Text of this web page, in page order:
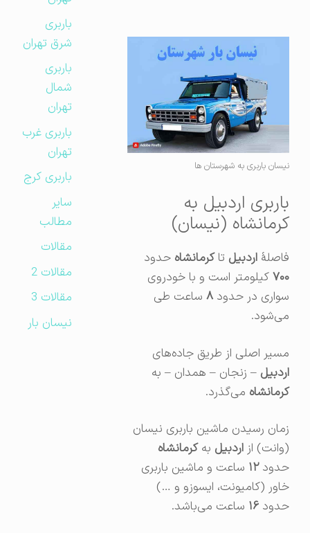
نیسان باربری به شهرستان ها
باربری اردبیل به
کرمانشاه (نیسان)
فاصلهٔاردبیلتاکرمانشاهحدود
کیلومتر است و با خودروی
سواری در حدود۸ساعت طی
می‌شود.
مسیر اصلی از طریق جاده‌های
اردبیل– زنجان – همدان – به
کرمانشاهمی‌گذرد.
زمان رسیدن ماشین باربری نیسان
(وانت) ازاردبیلبهکرمانشاه
حدود۱۲ساعت و ماشین باربری
خاور (کامیونت، ایسوزو و …)
حدود۱۶ساعت می‌باشد.
باربری
شرق تهران
باربری
شمال
تهران
باربری غرب
تهران
باربری کرج
مطالب
مقالات
مقالات 2
مقالات 3
نیسان بار